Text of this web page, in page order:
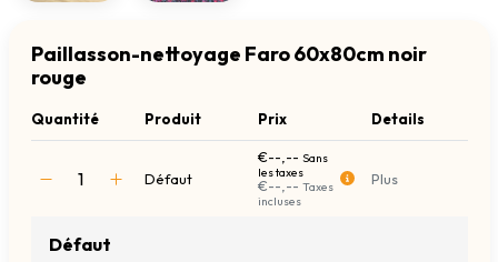
Paillasson-nettoyage Faro 60x80cm noir
rouge
Quantité Produit Prix Details
Défaut
€--,-- Sans
les taxes
€--,-- Taxes
incluses
Plus
Défaut